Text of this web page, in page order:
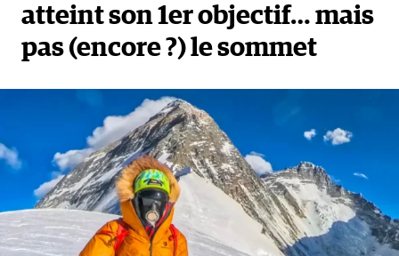
atteint son 1er objectif… mais
pas (encore ?) le sommet